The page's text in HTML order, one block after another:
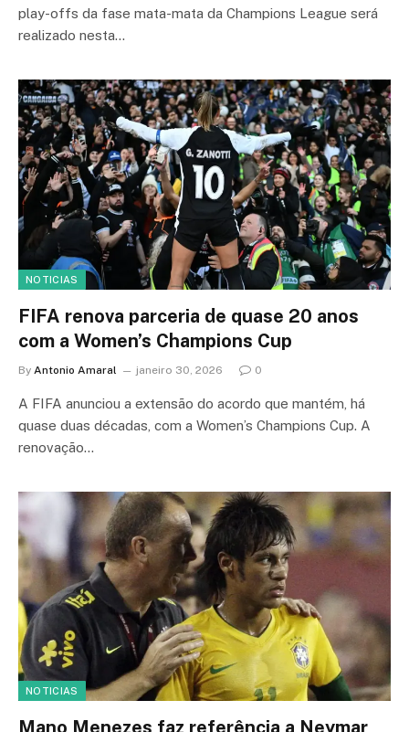
play-offs da fase mata-mata da Champions League será
realizado nesta…
NOTICIAS
FIFA renova parceria de quase 20 anos
com a Women’s Champions Cup
By Antonio Amaral janeiro 30, 2026 0
A FIFA anunciou a extensão do acordo que mantém, há
quase duas décadas, com a Women’s Champions Cup. A
renovação…
NOTICIAS
Mano Menezes faz referência a Neymar